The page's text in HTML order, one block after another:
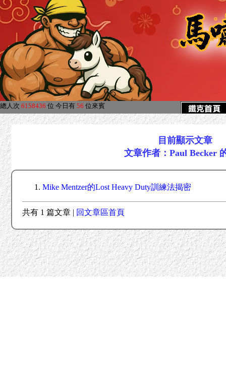
總人次 6158436 位 今日有 56 位來賓
目前顯示文章
文章作者：Paul Becker
Mike Mentzer的Lost Heavy Duty訓練法揭密
共有 1 篇文章 | 回文章區首頁